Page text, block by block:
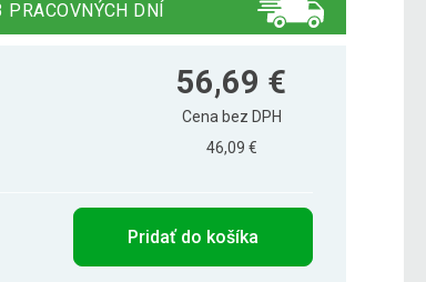
MOVIT 75 x 44 cm - čierna 50,69 €
MOVIT 75 x 44 cm - fialová
MOVIT 75 x 44 cm - modrá
DNÍ
56,69 €
Cena bez DPH
46,09 €
Pridať do košíka